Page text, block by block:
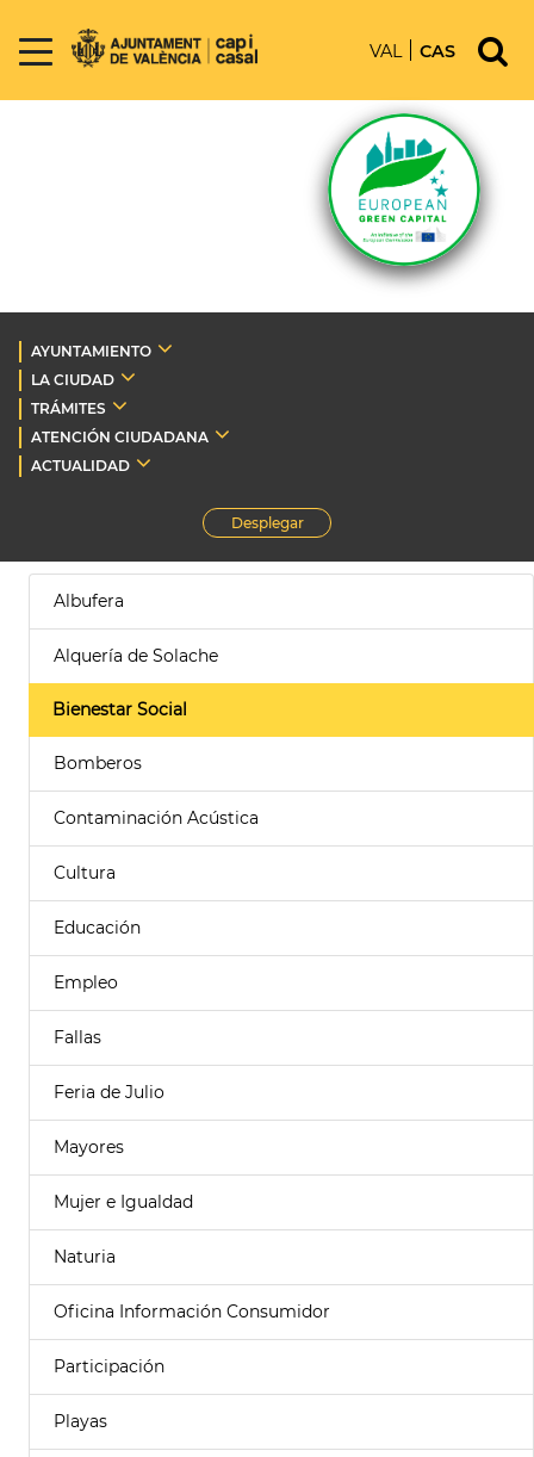
VAL CAS
AYUNTAMIENTO
LA CIUDAD
TRÁMITES
ATENCIÓN CIUDADANA
ACTUALIDAD
Desplegar
Albufera
Alquería de Solache
Bienestar Social
Bomberos
Contaminación Acústica
Cultura
Educación
Empleo
Fallas
Feria de Julio
Mayores
Mujer e Igualdad
Naturia
Oficina Información Consumidor
Participación
Playas